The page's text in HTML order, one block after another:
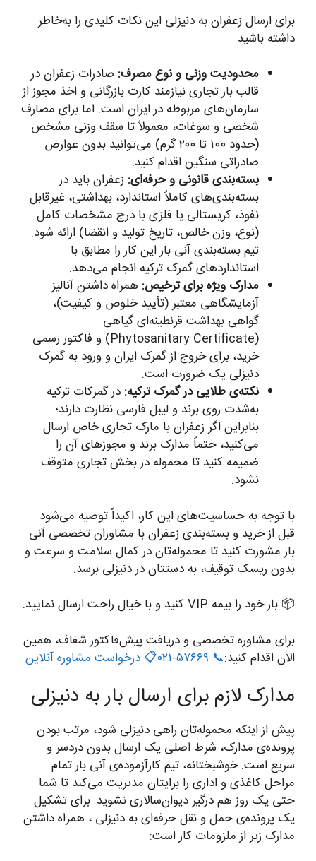
برای ارسال زعفران به دنیزلی این نکات کلیدی را به‌خاطر
داشته باشید:
محدودیت وزنی و نوع مصرف: صادرات زعفران در
قالب بار تجاری نیازمند کارت بازرگانی و اخذ مجوز از
سازمان‌های مربوطه در ایران است. اما برای مصارف
شخصی و سوغات، معمولاً تا سقف وزنی مشخص
(حدود ۱۰۰ تا ۲۰۰ گرم) می‌توانید بدون عوارض
صادراتی سنگین اقدام کنید.
بسته‌بندی قانونی و حرفه‌ای: زعفران باید در
بسته‌بندی‌های کاملاً استاندارد، بهداشتی، غیرقابل
نفوذ، کریستالی یا فلزی با درج مشخصات کامل
(نوع، وزن خالص، تاریخ تولید و انقضا) ارائه شود.
تیم بسته‌بندی آنی بار این کار را مطابق با
استانداردهای گمرک ترکیه انجام می‌دهد.
مدارک ویژه برای ترخیص: همراه داشتن آنالیز
آزمایشگاهی معتبر (تأیید خلوص و کیفیت)،
گواهی بهداشت قرنطینه‌ای گیاهی
(Phytosanitary Certificate) و فاکتور رسمی
خرید، برای خروج از گمرک ایران و ورود به گمرک
دنیزلی یک ضرورت است.
نکته‌ی طلایی در گمرک ترکیه: در گمرکات ترکیه
به‌شدت روی برند و لیبل فارسی نظارت دارند؛
بنابراین اگر زعفران با مارک تجاری خاص ارسال
می‌کنید، حتماً مدارک برند و مجوزهای آن را
ضمیمه کنید تا محموله در بخش تجاری متوقف
نشود.
با توجه به حساسیت‌های این کار، اکیداً توصیه می‌شود
قبل از خرید و بسته‌بندی زعفران با مشاوران تخصصی آنی
بار مشورت کنید تا محموله‌تان در کمال سلامت و سرعت و
بدون ریسک توقیف، به دستتان در دنیزلی برسد.
📦 بار خود را بیمه VIP کنید و با خیال راحت ارسال نمایید.
برای مشاوره تخصصی و دریافت پیش‌فاکتور شفاف، همین
الان اقدام کنید:📞 ۵۷۶۶۹-۰۲۱ 📋 درخواست مشاوره آنلاین
مدارک لازم برای ارسال بار به دنیزلی
پیش از اینکه محموله‌تان راهی دنیزلی شود، مرتب بودن
پرونده‌ی مدارک، شرط اصلی یک ارسال بدون دردسر و
سریع است. خوشبختانه، تیم کارآزموده‌ی آنی بار تمام
مراحل کاغذی و اداری را برایتان مدیریت می‌کند تا شما
حتی یک روز هم درگیر دیوان‌سالاری نشوید. برای تشکیل
یک پرونده‌ی حمل و نقل حرفه‌ای به دنیزلی ، همراه داشتن
مدارک زیر از ملزومات کار است: